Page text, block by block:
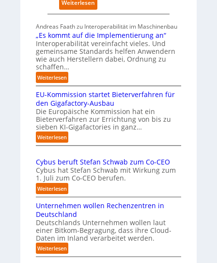
z
7
g
s
i
c
h
r
s
t
Weiterlesen
Ü
e
r
n
a
h
s
c
h
r
f
e
n
n
d
i
e
l
A
Andreas Faath zu Interoperabilität im Maschinenbau
„Es kommt auf die Implementierung an“
Interoperabilität vereinfacht vieles. Und
gemeinsame Standards helfen Anwendern
wie auch Herstellern dabei, Ordnung zu
schaffen…
Weiterlesen:
„
E
s
k
o
m
m
t
u
f
d
i
e
m
p
l
e
m
e
n
EU-Kommission startet Bieterverfahren für
den Gigafactory-Ausbau
Die Europäische Kommission hat ein
Bieterverfahren zur Errichtung von bis zu
sieben KI-Gigafactories in ganz…
Weiterlesen:
E
-
K
o
m
m
i
s
i
o
n
s
Cybus beruft Stefan Schwab zum Co-CEO
Cybus hat Stefan Schwab mit Wirkung zum
1. Juli zum Co-CEO berufen.
Weiterlesen:
C
y
b
u
s
b
e
r
Unternehmen wollen Rechenzentren in
Deutschland
Deutschlands Unternehmen wollen laut
einer Bitkom-Begragung, dass ihre Cloud-
Daten im Inland verarbeitet werden.
Weiterlesen:
U